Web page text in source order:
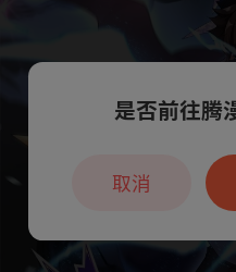
本章节仅支持
户7
是否前往腾
取消